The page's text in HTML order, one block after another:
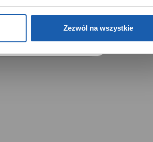
Zezwól na wszystkie
SERWISU